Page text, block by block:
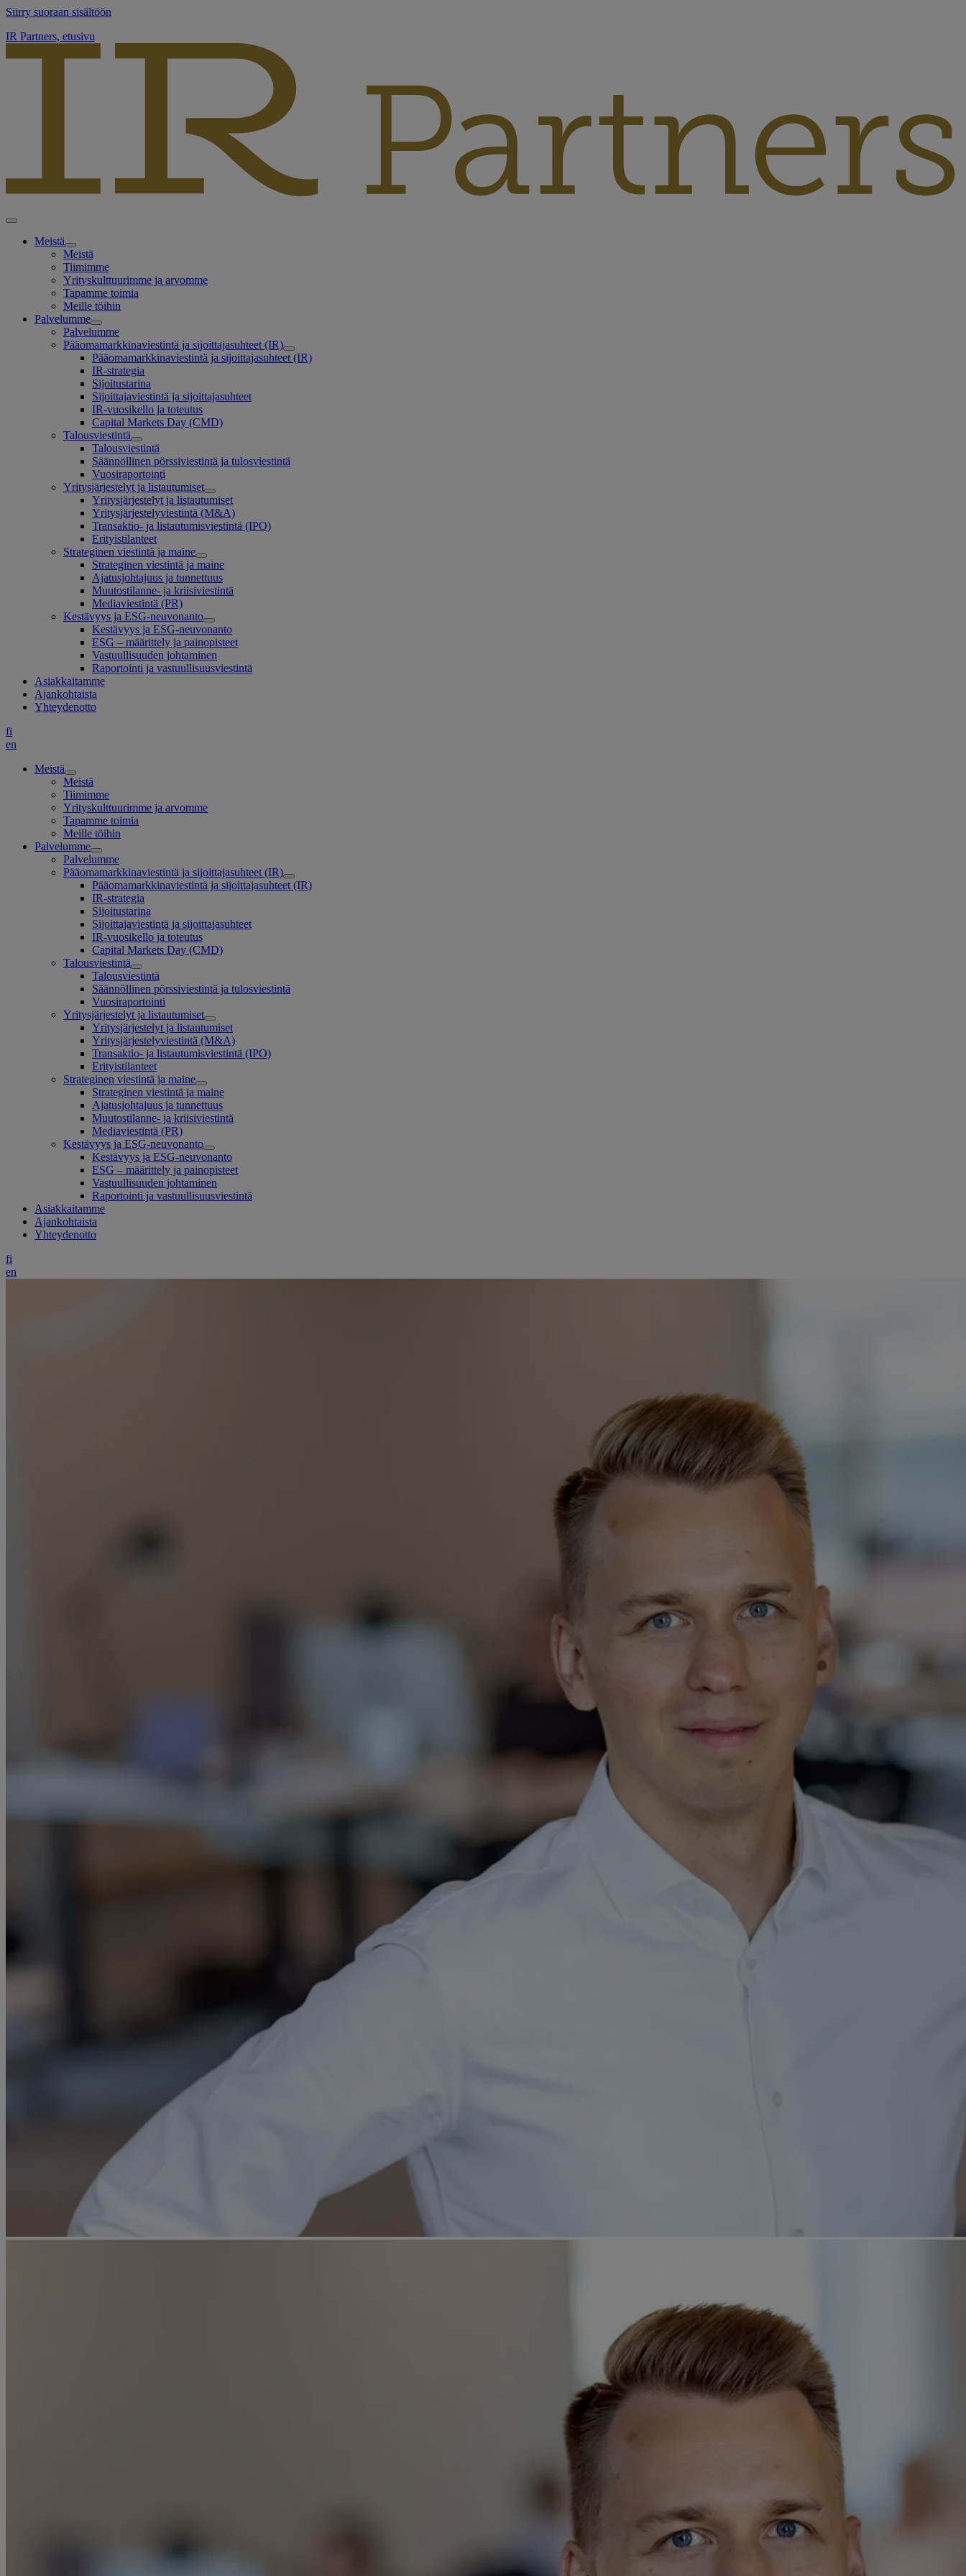
Siirry suoraan sisältöön
IR Partners, etusivu
Meistä
Meistä
Tiimimme
Yrityskulttuurimme ja arvomme
Tapamme toimia
Meille töihin
Palvelumme
Palvelumme
Pääomamarkkinaviestintä ja sijoittajasuhteet (IR)
Pääomamarkkinaviestintä ja sijoittajasuhteet (IR)
IR-strategia
Sijoitustarina
Sijoittajaviestintä ja sijoittajasuhteet
IR-vuosikello ja toteutus
Capital Markets Day (CMD)
Talousviestintä
Talousviestintä
Säännöllinen pörssiviestintä ja tulosviestintä
Vuosiraportointi
Yritysjärjestelyt ja listautumiset
Yritysjärjestelyt ja listautumiset
Yritysjärjestelyviestintä (M&A)
Transaktio- ja listautumisviestintä (IPO)
Erityistilanteet
Strateginen viestintä ja maine
Strateginen viestintä ja maine
Ajatusjohtajuus ja tunnettuus
Muutostilanne- ja kriisiviestintä
Mediaviestintä (PR)
Kestävyys ja ESG-neuvonanto
Kestävyys ja ESG-neuvonanto
ESG – määrittely ja painopisteet
Vastuullisuuden johtaminen
Raportointi ja vastuullisuusviestintä
Asiakkaitamme
Ajankohtaista
Yhteydenotto
fi
en
Meistä
Meistä
Tiimimme
Yrityskulttuurimme ja arvomme
Tapamme toimia
Meille töihin
Palvelumme
Palvelumme
Pääomamarkkinaviestintä ja sijoittajasuhteet (IR)
Pääomamarkkinaviestintä ja sijoittajasuhteet (IR)
IR-strategia
Sijoitustarina
Sijoittajaviestintä ja sijoittajasuhteet
IR-vuosikello ja toteutus
Capital Markets Day (CMD)
Talousviestintä
Talousviestintä
Säännöllinen pörssiviestintä ja tulosviestintä
Vuosiraportointi
Yritysjärjestelyt ja listautumiset
Yritysjärjestelyt ja listautumiset
Yritysjärjestelyviestintä (M&A)
Transaktio- ja listautumisviestintä (IPO)
Erityistilanteet
Strateginen viestintä ja maine
Strateginen viestintä ja maine
Ajatusjohtajuus ja tunnettuus
Muutostilanne- ja kriisiviestintä
Mediaviestintä (PR)
Kestävyys ja ESG-neuvonanto
Kestävyys ja ESG-neuvonanto
ESG – määrittely ja painopisteet
Vastuullisuuden johtaminen
Raportointi ja vastuullisuusviestintä
Asiakkaitamme
Ajankohtaista
Yhteydenotto
fi
en